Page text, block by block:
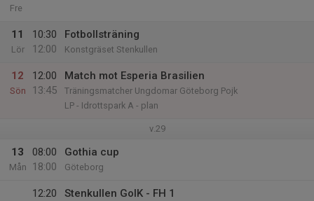
Fre
11
Lör
10:30
12:00
Fotbollsträning
Konstgräset Stenkullen
12
Sön
12:00
13:45
Match mot Esperia Brasilien
Träningsmatcher Ungdomar Göteborg Pojk
LP - Idrottspark A - plan
v.29
13
Mån
08:00
18:00
Gothia cup
Göteborg
12:20
Stenkullen GoIK - FH 1